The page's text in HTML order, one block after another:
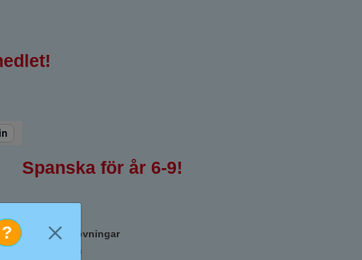
Spanska för år 6-9!
Digitala övningar
Lyssna
?